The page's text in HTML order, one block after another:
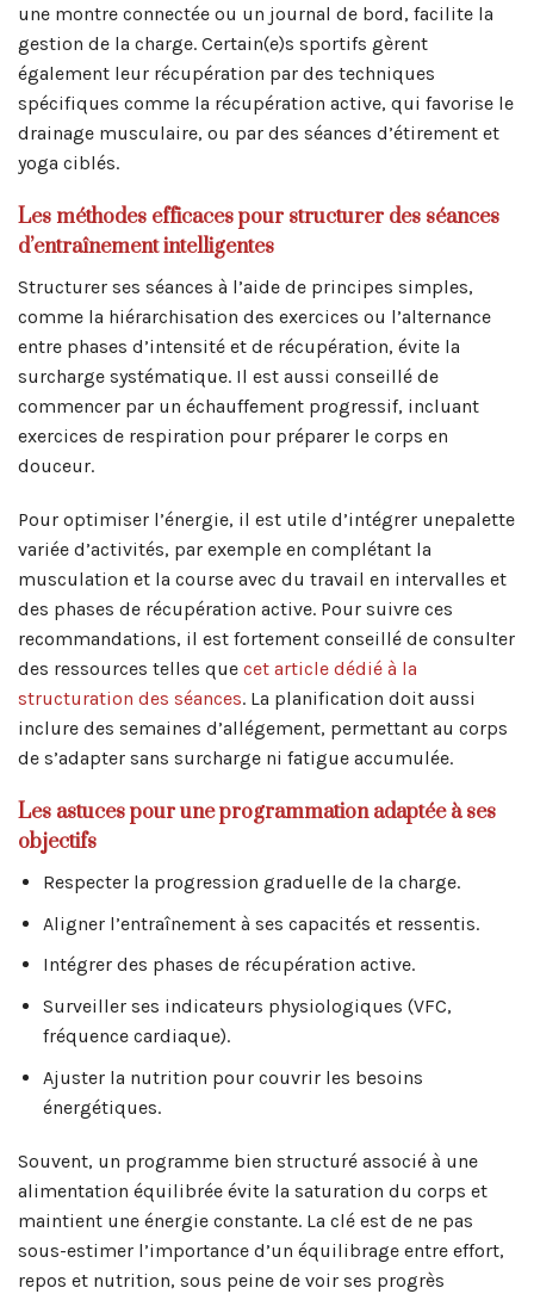
une montre connectée ou un journal de bord, facilite la
gestion de la charge. Certain(e)s sportifs gèrent
également leur récupération par des techniques
spécifiques comme la récupération active, qui favorise le
drainage musculaire, ou par des séances d’étirement et
yoga ciblés.
Les méthodes efficaces pour structurer des séances
d’entraînement intelligentes
Structurer ses séances à l’aide de principes simples,
comme la hiérarchisation des exercices ou l’alternance
entre phases d’intensité et de récupération, évite la
surcharge systématique. Il est aussi conseillé de
commencer par un échauffement progressif, incluant
exercices de respiration pour préparer le corps en
douceur.
Pour optimiser l’énergie, il est utile d’intégrer unepalette
variée d’activités, par exemple en complétant la
musculation et la course avec du travail en intervalles et
des phases de récupération active. Pour suivre ces
recommandations, il est fortement conseillé de consulter
des ressources telles que cet article dédié à la
structuration des séances. La planification doit aussi
inclure des semaines d’allégement, permettant au corps
de s’adapter sans surcharge ni fatigue accumulée.
Les astuces pour une programmation adaptée à ses
objectifs
Respecter la progression graduelle de la charge.
Aligner l’entraînement à ses capacités et ressentis.
Intégrer des phases de récupération active.
Surveiller ses indicateurs physiologiques (VFC,
fréquence cardiaque).
Ajuster la nutrition pour couvrir les besoins
énergétiques.
Souvent, un programme bien structuré associé à une
alimentation équilibrée évite la saturation du corps et
maintient une énergie constante. La clé est de ne pas
sous-estimer l’importance d’un équilibrage entre effort,
repos et nutrition, sous peine de voir ses progrès